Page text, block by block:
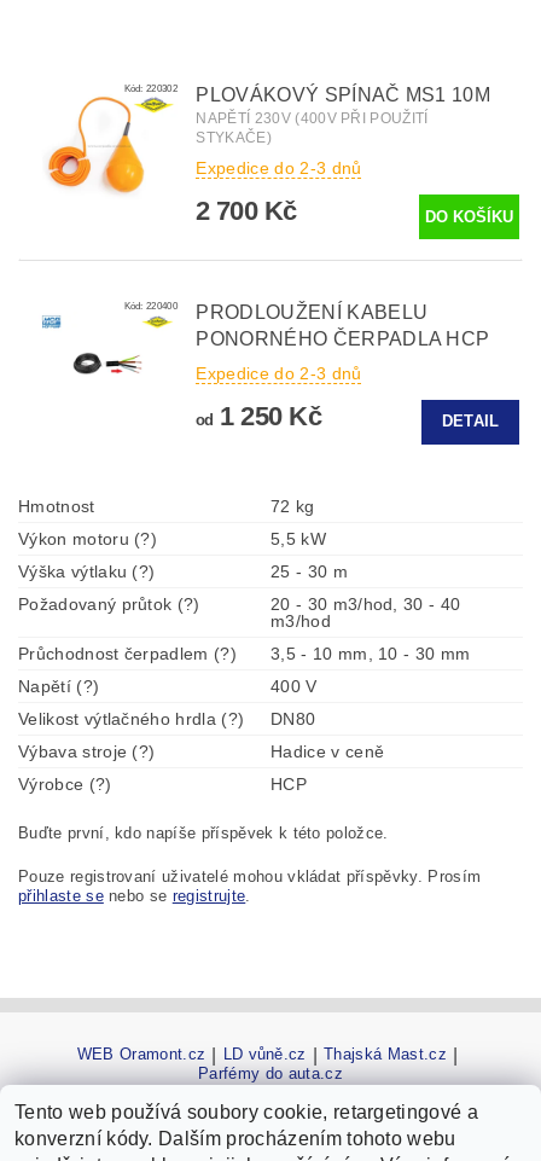
Kód:220302 PLOVÁKOVÝ SPÍNAČ MS1 10M
NAPĚTÍ 230V (400V PŘI POUŽITÍ
STYKAČE)
Expedice do 2-3 dnů
2 700 Kč
Kód:220400
PRODLOUŽENÍ KABELU
PONORNÉHO ČERPADLA HCP
Expedice do 2-3 dnů
od 1 250 Kč DETAIL
Hmotnost
72 kg
Výkon motoru (?)
5,5 kW
Výška výtlaku (?)
25 - 30 m
Požadovaný průtok (?)
20 - 30 m3/hod, 30 - 40
m3/hod
Průchodnost čerpadlem (?)
3,5 - 10 mm, 10 - 30 mm
Napětí (?)
400 V
Velikost výtlačného hrdla (?)
DN80
Výbava stroje (?)
Hadice v ceně
Výrobce (?)
HCP
Buďte první, kdo napíše příspěvek k této položce.
Pouze registrovaní uživatelé mohou vkládat příspěvky. Prosím
přihlaste senebo se registrujte
WEB Oramont.cz LD vůně.cz Thajská Mast.cz
Parfémy do auta.cz
Tento web používá soubory cookie, retargetingové a
konverzní kódy. Dalším procházením tohoto webu